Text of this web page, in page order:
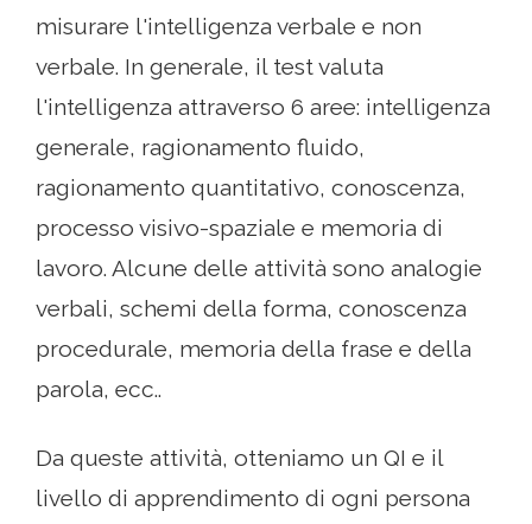
misurare l'intelligenza verbale e non
verbale. In generale, il test valuta
l'intelligenza attraverso 6 aree: intelligenza
generale, ragionamento fluido,
ragionamento quantitativo, conoscenza,
processo visivo-spaziale e memoria di
lavoro. Alcune delle attività sono analogie
verbali, schemi della forma, conoscenza
procedurale, memoria della frase e della
parola, ecc..
Da queste attività, otteniamo un QI e il
livello di apprendimento di ogni persona